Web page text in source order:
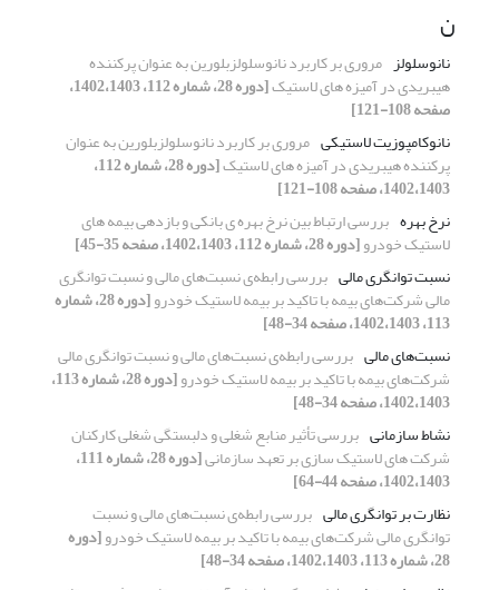
ن
نانوسلولز مروری بر کاربرد نانوسلولزبلورین به عنوان پرکننده
هیبریدی در آمیزه های لاستیک [دوره 28، شماره 112، 1402،1403،
صفحه 108-121]
نانوکامپوزیت لاستیکی مروری بر کاربرد نانوسلولزبلورین به عنوان
پرکننده هیبریدی در آمیزه های لاستیک [دوره 28، شماره 112،
1402،1403، صفحه 108-121]
نرخ بهره بررسی ارتباط بین نرخ بهره ی بانکی و بازدهی بیمه های
لاستیک خودرو[دوره 28، شماره 112، 1402،1403، صفحه 35-45]
نسبت توانگری مالی بررسی رابطه‌ی نسبت‌های مالی و نسبت توانگری
مالی شرکت‌های بیمه با تاکید بر بیمه لاستیک خودرو [دوره 28، شماره
113، 1402،1403، صفحه 34-48]
نسبت‌های مالی بررسی رابطه‌ی نسبت‌های مالی و نسبت توانگری مالی
شرکت‌های بیمه با تاکید بر بیمه لاستیک خودرو [دوره 28، شماره 113،
1402،1403، صفحه 34-48]
نشاط سازمانی بررسی تأثیر منابع شغلی و دلبستگی شغلی کارکنان
شرکت های لاستیک سازی بر تعهد سازمانی [دوره 28، شماره 111،
1402،1403، صفحه 44-64]
نظارت بر توانگری مالی بررسی رابطه‌ی نسبت‌های مالی و نسبت
توانگری مالی شرکت‌های بیمه با تاکید بر بیمه لاستیک خودرو[دوره
28، شماره 113، 1402،1403، صفحه 34-48]